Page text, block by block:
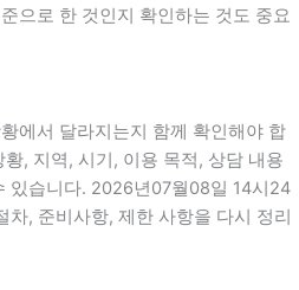
으로 한 것인지 확인하는 것도 중요
에서 달라지는지 함께 확인해야 합
, 지역, 시기, 이용 목적, 상담 내용
있습니다. 2026년07월08일 14시24
차, 준비사항, 제한 사항을 다시 정리